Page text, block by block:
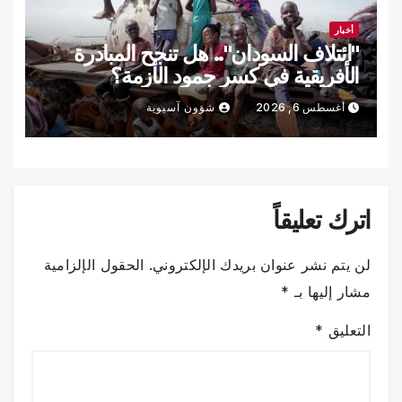
أخبار
"ائتلاف السودان".. هل تنجح المبادرة
الأفريقية في كسر جمود الأزمة؟
أغسطس 6, 2026 شؤون آسيوية
اترك تعليقاً
لن يتم نشر عنوان بريدك الإلكتروني. الحقول الإلزامية
مشار إليها بـ *
التعليق *